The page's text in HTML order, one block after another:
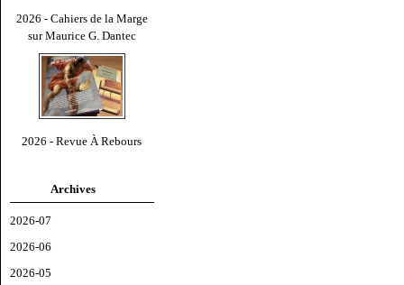
2026 - Cahiers de la Marge
sur Maurice G. Dantec
2026 - Revue À Rebours
Archives
2026-07
2026-06
2026-05